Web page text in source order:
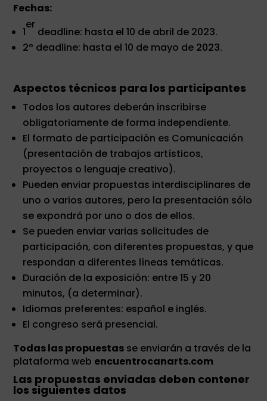
Fechas:
1
er
deadline: hasta el 10 de abril de 2023.
2º deadline: hasta el 10 de mayo de 2023.
Aspectos técnicos para los participantes
Todos los autores deberán inscribirse
obligatoriamente de forma independiente.
El formato de participación es Comunicación
(presentación de trabajos artísticos,
proyectos o lenguaje creativo).
Pueden enviar propuestas interdisciplinares de
uno o varios autores, pero la presentación sólo
se expondrá por uno o dos de ellos.
Se pueden enviar varias solicitudes de
participación, con diferentes propuestas, y que
respondan a diferentes líneas temáticas.
Duración de la exposición: entre 15 y 20
minutos, (a determinar).
Idiomas preferentes: español e inglés.
El congreso será presencial.
Todas las propuestas se enviarán a través de la
plataforma web encuentrocanarts.com
Las propuestas enviadas deben contener
los siguientes datos